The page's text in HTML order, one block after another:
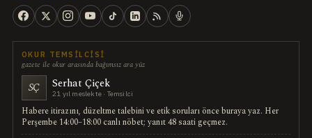
OKUR TEMSILCISI
gazete ile okur arasında bağımsız ara yüz
SÇ Serhat Çiçek
21 yıl meslekte · Temsilci
Habere itirazını, düzeltme talebini ve etik soruları önce buraya yaz. Her
Perşembe 14:00–18:00 canlı nöbet; yanıt 48 saati geçmez.